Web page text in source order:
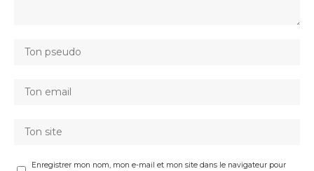
Enregistrer mon nom, mon e-mail et mon site dans le navigateur pour